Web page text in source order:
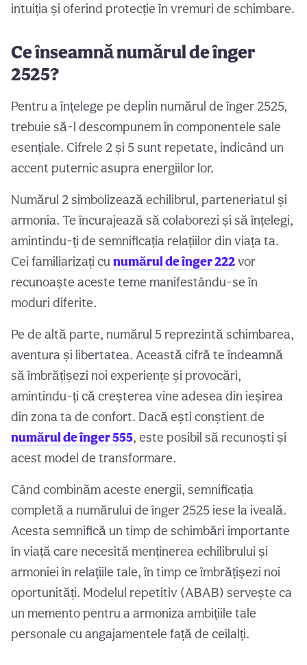
intuiția și oferind protecție în vremuri de schimbare.
Ce înseamnă numărul de înger
2525?
Pentru a înțelege pe deplin numărul de înger 2525,
trebuie să-l descompunem în componentele sale
esențiale. Cifrele 2 și 5 sunt repetate, indicând un
accent puternic asupra energiilor lor.
Numărul 2 simbolizează echilibrul, parteneriatul și
armonia. Te încurajează să colaborezi și să înțelegi,
amintindu-ți de semnificația relațiilor din viața ta.
Cei familiarizați cu numărul de înger 222vor
recunoaște aceste teme manifestându-se în
moduri diferite.
Pe de altă parte, numărul 5 reprezintă schimbarea,
aventura și libertatea. Această cifră te îndeamnă
să îmbrățișezi noi experiențe și provocări,
amintindu-ți că creșterea vine adesea din ieșirea
din zona ta de confort. Dacă ești conștient de
numărul de înger 555, este posibil să recunoști și
acest model de transformare.
Când combinăm aceste energii, semnificația
completă a numărului de înger 2525 iese la iveală.
Acesta semnifică un timp de schimbări importante
în viață care necesită menținerea echilibrului și
armoniei în relațiile tale, în timp ce îmbrățișezi noi
oportunități. Modelul repetitiv (ABAB) servește ca
un memento pentru a armoniza ambițiile tale
personale cu angajamentele față de ceilalți.